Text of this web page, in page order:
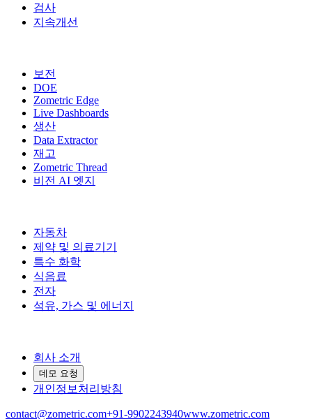
검사
지속개선
보전
DOE
Zometric Edge
Live Dashboards
생산
Data Extractor
재고
Zometric Thread
비전 AI 엣지
자동차
제약 및 의료기기
특수 화학
식음료
전자
석유, 가스 및 에너지
회사 소개
데모 요청
개인정보처리방침
contact@zometric.com+91-9902243940www.zometric.com